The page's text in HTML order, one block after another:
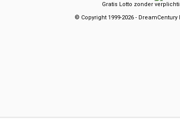
Gratis Lotto zonder
© Copyright 1999-2026 -